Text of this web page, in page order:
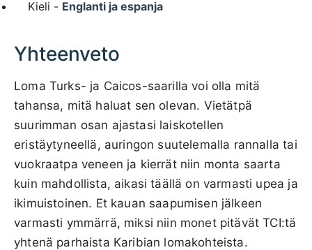
Kieli - Englanti ja espanja
Yhteenveto
Loma Turks- ja Caicos-saarilla voi olla mitä
tahansa, mitä haluat sen olevan. Vietätpä
suurimman osan ajastasi laiskotellen
eristäytyneellä, auringon suutelemalla rannalla tai
vuokraatpa veneen ja kierrät niin monta saarta
kuin mahdollista, aikasi täällä on varmasti upea ja
ikimuistoinen. Et kauan saapumisen jälkeen
varmasti ymmärrä, miksi niin monet pitävät TCI:tä
yhtenä parhaista Karibian lomakohteista.